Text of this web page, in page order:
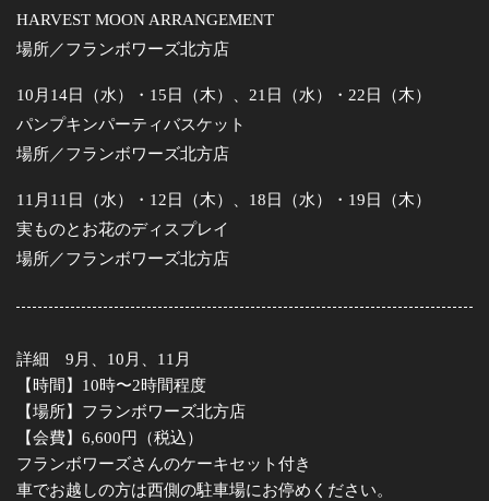
HARVEST MOON ARRANGEMENT
場所／フランボワーズ北方店
10月14日（水）・15日（木）、21日（水）・22日（木）
パンプキンパーティバスケット
場所／フランボワーズ北方店
11月11日（水）・12日（木）、18日（水）・19日（木）
実ものとお花のディスプレイ
場所／フランボワーズ北方店
詳細 9月、10月、11月
【時間】10時〜2時間程度
【場所】フランボワーズ北方店
【会費】6,600円（税込）
フランボワーズさんのケーキセット付き
車でお越しの方は西側の駐車場にお停めください。